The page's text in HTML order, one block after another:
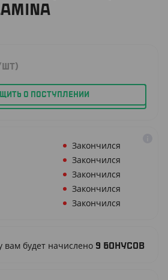
О ПОСТУПЛЕНИИ
Закончился
Закончился
Закончился
Закончился
Закончился
вам будет начислено 9 бонусов